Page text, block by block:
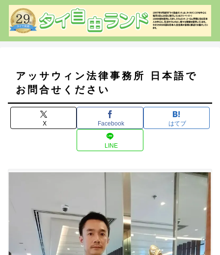
アッサウィン法律事務所 日本語で
お問合せください
X Facebook はてブ
LINE